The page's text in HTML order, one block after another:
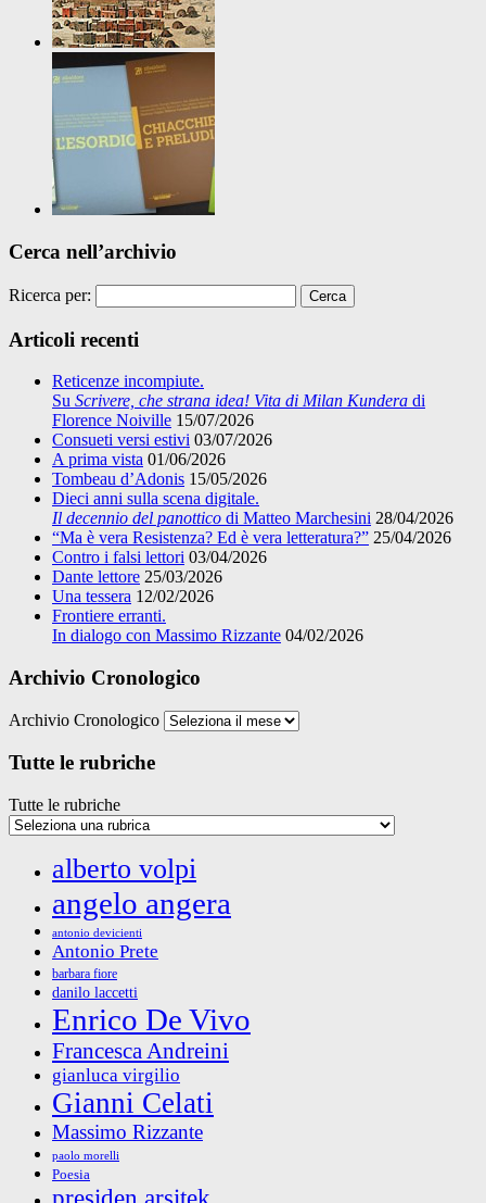
Cerca nell’archivio
Ricerca per:
Articoli recenti
Reticenze incompiute.
Su Scrivere, che strana idea! Vita di Milan Kundera di
Florence Noiville 15/07/2026
Consueti versi estivi 03/07/2026
A prima vista 01/06/2026
Tombeau d’Adonis 15/05/2026
Dieci anni sulla scena digitale.
Il decennio del panottico di Matteo Marchesini 28/04/2026
“Ma è vera Resistenza? Ed è vera letteratura?” 25/04/2026
Contro i falsi lettori 03/04/2026
Dante lettore 25/03/2026
Una tessera 12/02/2026
Frontiere erranti.
In dialogo con Massimo Rizzante 04/02/2026
Archivio Cronologico
Archivio Cronologico
Tutte le rubriche
Tutte le rubriche
alberto volpi
angelo angera
antonio devicienti
Antonio Prete
barbara fiore
danilo laccetti
Enrico De Vivo
Francesca Andreini
gianluca virgilio
Gianni Celati
Massimo Rizzante
paolo morelli
Poesia